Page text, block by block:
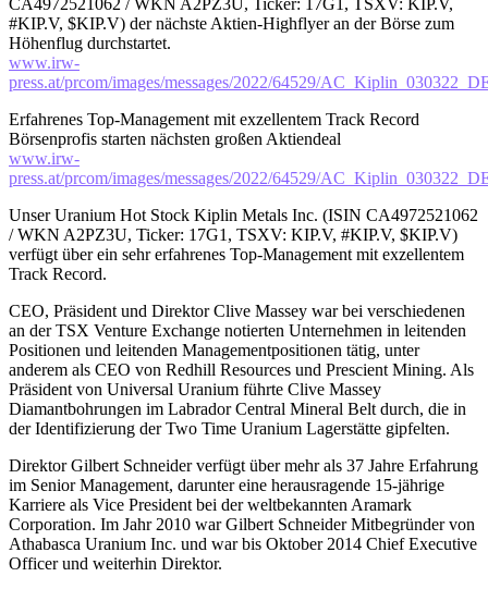
#KIP.V, $KIP.V) der nächste Aktien-Highflyer an der Börse zum
Höhenflug durchstartet.
www.irw-
press.at/prcom/images/messages/2022/64529/
Erfahrenes Top-Management mit exzellentem Track Record
Börsenprofis starten nächsten großen Aktiendeal
www.irw-
press.at/prcom/images/messages/2022/64529/
Unser Uranium Hot Stock Kiplin Metals Inc. (ISIN CA4972521062
/ WKN A2PZ3U, Ticker: 17G1, TSXV: KIP.V, #KIP.V, $KIP.V)
verfügt über ein sehr erfahrenes Top-Management mit exzellentem
Track Record.
CEO, Präsident und Direktor Clive Massey war bei verschiedenen
an der TSX Venture Exchange notierten Unternehmen in leitenden
Positionen und leitenden Managementpositionen tätig, unter
anderem als CEO von Redhill Resources und Prescient Mining. Als
Präsident von Universal Uranium führte Clive Massey
Diamantbohrungen im Labrador Central Mineral Belt durch, die in
der Identifizierung der Two Time Uranium Lagerstätte gipfelten.
Direktor Gilbert Schneider verfügt über mehr als 37 Jahre Erfahrung
im Senior Management, darunter eine herausragende 15-jährige
Karriere als Vice President bei der weltbekannten Aramark
Corporation. Im Jahr 2010 war Gilbert Schneider Mitbegründer von
Athabasca Uranium Inc. und war bis Oktober 2014 Chief Executive
Officer und weiterhin Direktor.